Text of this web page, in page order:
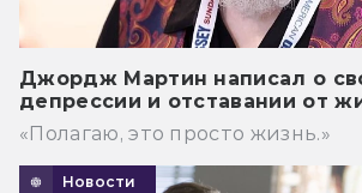
Джордж Мартин написал о
депрессии и отставании от
«Полагаю, это просто жизнь.»
Новости